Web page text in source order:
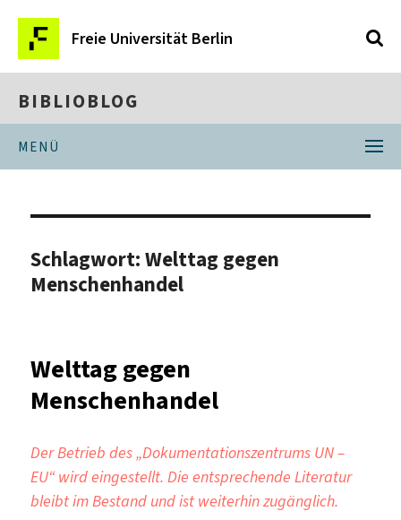
Freie Universität Berlin
BIBLIOBLOG
MENÜ
Schlagwort:Welttag gegen
Menschenhandel
Welttag gegen
Menschenhandel
Der Betrieb des „Dokumentationszentrums UN –
EU“ wird eingestellt. Die entsprechende Literatur
bleibt im Bestand und ist weiterhin zugänglich.